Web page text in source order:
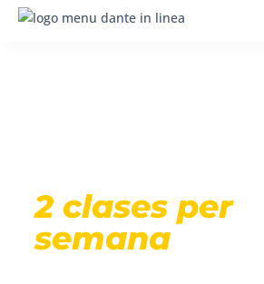
2 clases per
semana